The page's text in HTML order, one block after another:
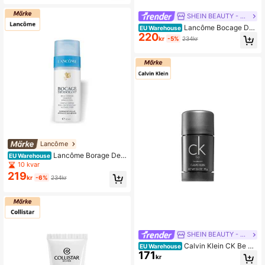
Lancôme
EU Warehouse Lancôme Borage Deo
dorant Roll-On 50 ml
10 kvar
219kr -6% 234kr
SHEIN BEAUTY - BRANDS
EU Warehouse Lancôme Bocage Deo
dorant Cream 50 ml
220kr -5% 234kr
SHEIN BEAUTY - BRANDS
EU Warehouse Calvin Klein CK Be De
odorant Stick 75 ml
171kr